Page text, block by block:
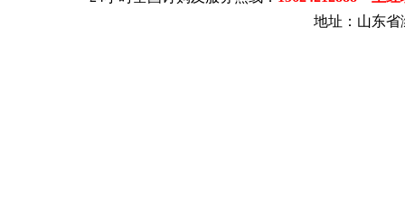
地址：山东